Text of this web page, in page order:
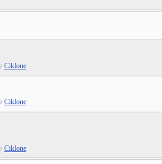
Ciklone
Ciklone
Ciklone